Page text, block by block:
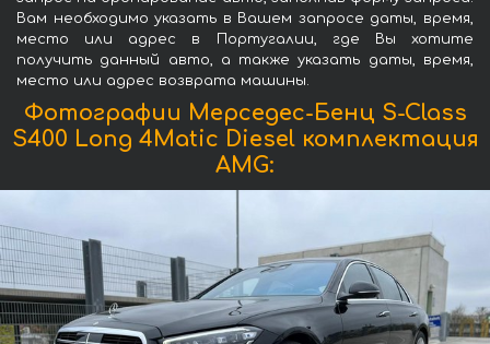
Вам необходимо указать в Вашем запросе даты, время,
место или адрес в Португалии, где Вы хотите
получить данный авто, а также указать даты, время,
место или адрес возврата машины.
Фотографии Мерседес-Бенц S-Class
S400 Long 4Matic Diesel комплектация
AMG: